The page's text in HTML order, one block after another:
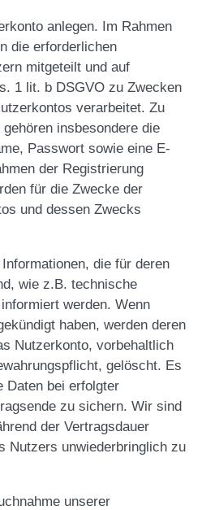
anlegen. Im Rahmen
die erforderlichen
mitgeteilt und auf
1 lit. b DSGVO zu Zwecken
verarbeitet. Zu
insbesondere die
Passwort sowie eine E-
der Registrierung
für die Zwecke der
und dessen Zwecks
die für deren
wie z.B. technische
werden. Wenn
haben, werden deren
Nutzerkonto, vorbehaltlich
gelöscht. Es
Daten bei erfolgter
zu sichern. Wir sind
der Vertragsdauer
Nutzers unwiederbringlich zu
unserer